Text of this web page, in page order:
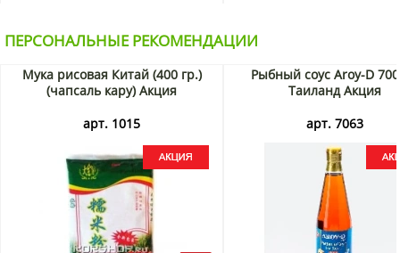
ПЕРСОНАЛЬНЫЕ РЕКОМЕНДАЦИИ
Мука рисовая Китай (400 гр.)
(чапсаль кару) Акция
арт. 1015
Рыбный соус Aroy-D
Таиланд Акция
арт. 7063